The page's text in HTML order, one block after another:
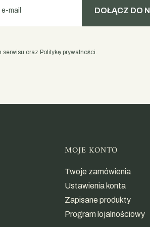
mail DOŁĄCZ DO
oraz Politykę prywatności.
MOJE KONTO
Twoje zamówienia
Ustawienia konta
Zapisane produkty
Program lojalnościowy